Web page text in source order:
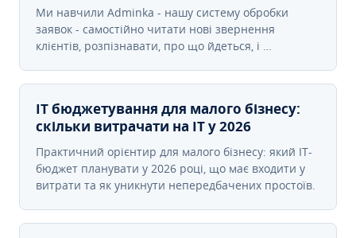
Ми навчили Adminka - нашу систему обробки
заявок - самостійно читати нові звернення
клієнтів, розпізнавати, про що йдеться, і …
IT бюджетування для малого бізнесу:
скільки витрачати на IT у 2026
Практичний орієнтир для малого бізнесу: який IT-
бюджет планувати у 2026 році, що має входити у
витрати та як уникнути непередбачених простоїв.